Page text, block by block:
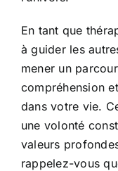
En tant que
à guider les
mener un
compréhension
dans votre vie.
une volonté
valeurs
rappelez-vous